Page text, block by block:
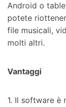
Android o
potete
file musicali,
molti altri.
Vantaggi
1. Il software è